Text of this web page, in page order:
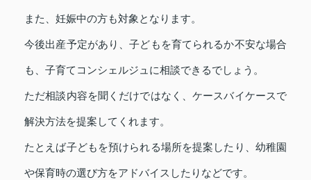
また、妊娠中の方も対象となります。
今後出産予定があり、子どもを育てられるか不安な場合
も、子育てコンシェルジュに相談できるでしょう。
ただ相談内容を聞くだけではなく、ケースバイケースで
解決方法を提案してくれます。
たとえば子どもを預けられる場所を提案したり、幼稚園
や保育時の選び方をアドバイスしたりなどです。